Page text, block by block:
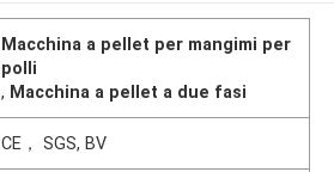
Macchina a pellet per mangimi per
polli
, Macchina a pellet a due fasi
CE， SGS, BV